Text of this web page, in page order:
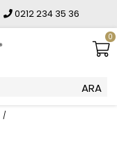
0212 234 35 36
0